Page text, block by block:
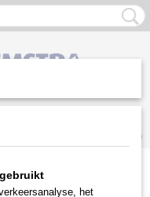
(0)
>Toebehoren
het